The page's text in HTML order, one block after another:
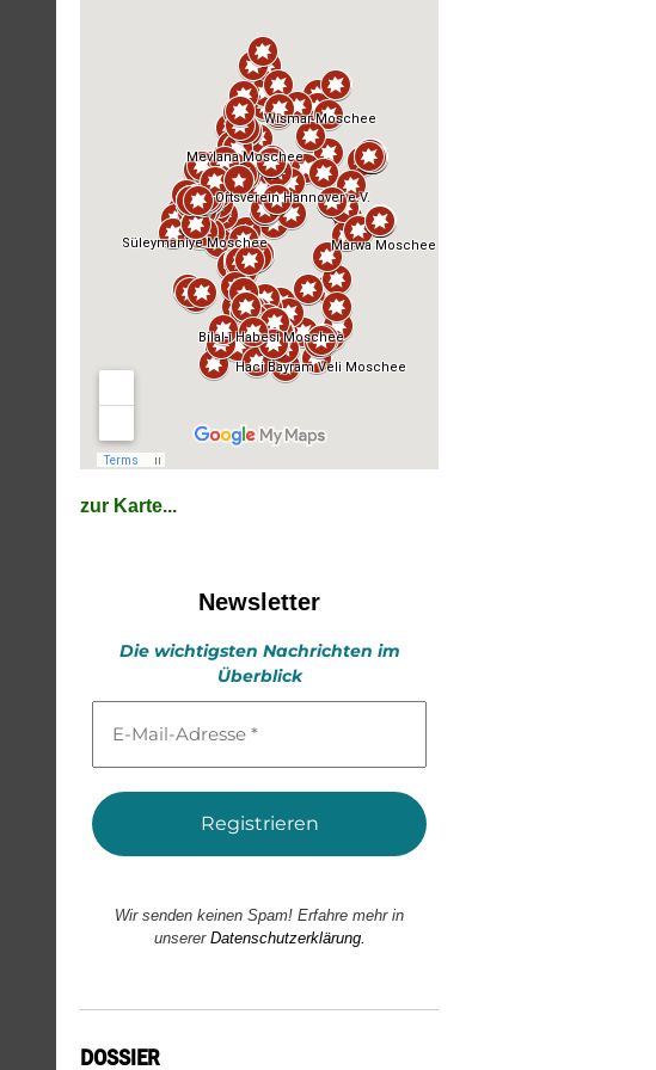
zur Karte...
Newsletter
Die wichtigsten Nachrichten im
Überblick
Mail-
*
Wir senden keinen Spam! Erfahre mehr in
unserer Datenschutzerklärung.
DOSSIER